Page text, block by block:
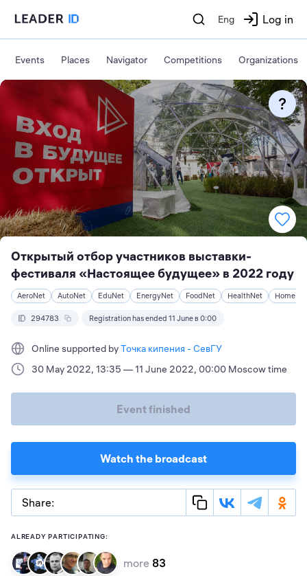
Eng Log in
Events Places Navigator Competitions Organizations
Открытый отбор участников выставки-
фестиваля «Настоящее будущее» в 2022 году
AeroNet AutoNet EduNet EnergyNet FoodNet HealthNet HomeNet
294783 Registration has ended 11 June в 0:00
Online supported byТочка кипения - СевГУ
30 May 2022, 13:35 — 11 June 2022, 00:00 Moscow time
Event finished
Watch the broadcast
Share:
ALREADY PARTICIPATING:
more 83